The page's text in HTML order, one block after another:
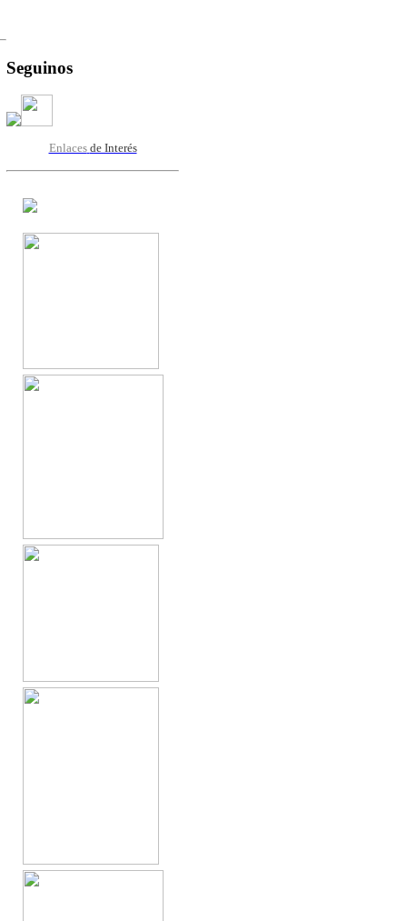
Seguinos
Enlaces de Interés